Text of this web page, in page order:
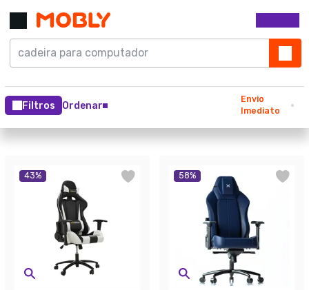
Filtros Ordenar
Envio
Imediato
43% 58%